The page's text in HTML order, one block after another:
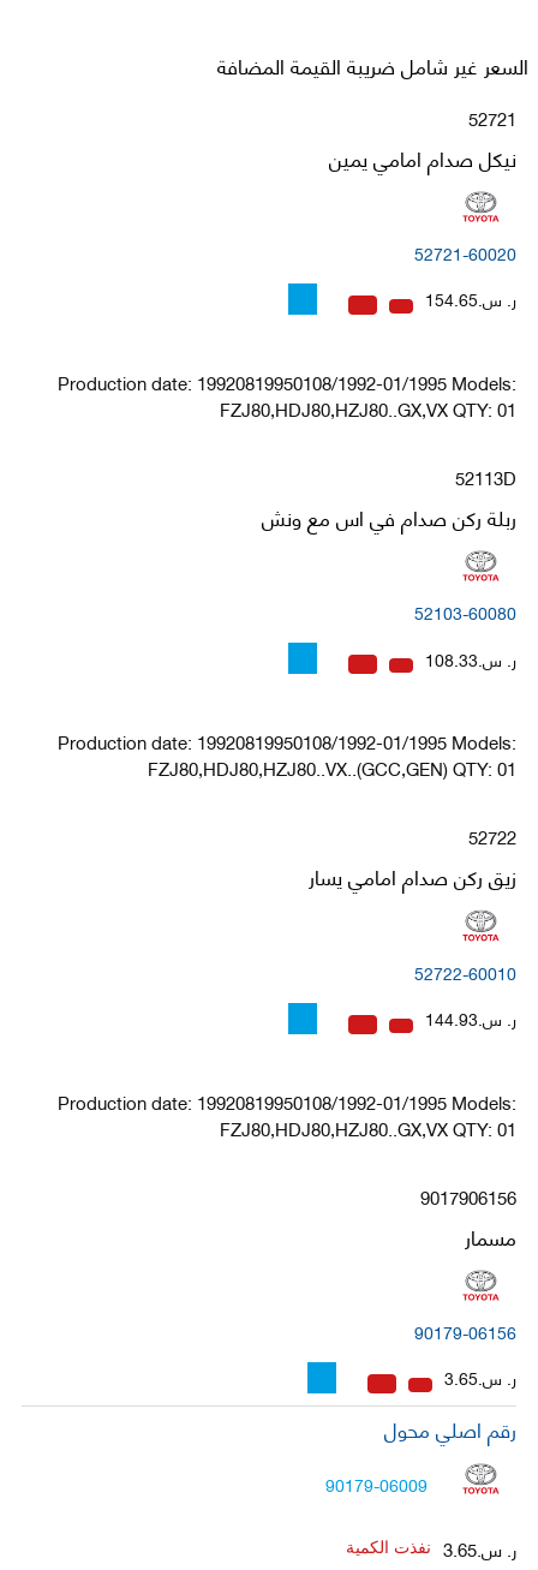
السعر غير شامل ضريبة القيمة المضافة
52721
نيكل صدام امامي يمين
52721-60020
ر. س.154.65
Production date: 19920819950108/1992-01/1995 Models:
FZJ80,HDJ80,HZJ80..GX,VX QTY: 01
52113D
ربلة ركن صدام في اس مع ونش
52103-60080
ر. س.108.33
Production date: 19920819950108/1992-01/1995 Models:
FZJ80,HDJ80,HZJ80..VX..(GCC,GEN) QTY: 01
52722
زيق ركن صدام امامي يسار
52722-60010
ر. س.144.93
Production date: 19920819950108/1992-01/1995 Models:
FZJ80,HDJ80,HZJ80..GX,VX QTY: 01
9017906156
مسمار
90179-06156
ر. س.3.65
رقم اصلي محول
90179-06009
ر. س.3.65 نفذت الكمية